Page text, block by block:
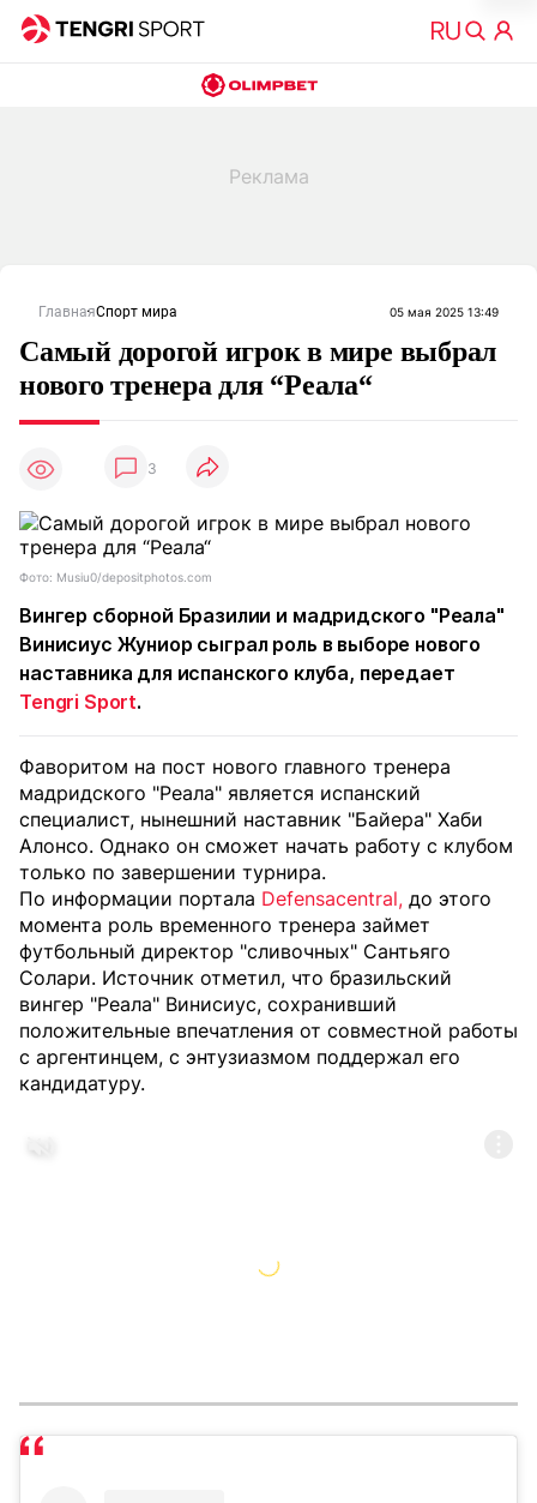
ГлавнаяСпорт мира 05 мая 2025 13:49
Самый дорогой игрок в мире выбрал
нового тренера для “Реала“
3
Фото: Musiu0/depositphotos.com
Вингер сборной Бразилии и мадридского "Реала"
Винисиус Жуниор сыграл роль в выборе нового
наставника для испанского клуба, передает
Tengri Sport.
Фаворитом на пост нового главного тренера
мадридского "Реала" является испанский
специалист, нынешний наставник "Байера" Хаби
Алонсо. Однако он сможет начать работу с клубом
только по завершении турнира.
По информации портала Defensacentral, до этого
момента роль временного тренера займет
футбольный директор "сливочных" Сантьяго
Солари. Источник отметил, что бразильский
вингер "Реала" Винисиус, сохранивший
положительные впечатления от совместной работы
с аргентинцем, с энтузиазмом поддержал его
кандидатуру.